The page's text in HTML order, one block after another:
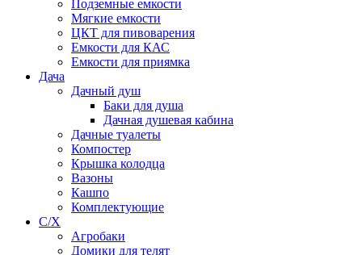
Подземные емкости
Мягкие емкости
ЦКТ для пивоварения
Емкости для КАС
Емкости для приямка
Дача
Дачный душ
Баки для душа
Дачная душевая кабина
Дачные туалеты
Компостер
Крышка колодца
Вазоны
Кашпо
Комплектующие
С/Х
Агробаки
Домики для телят